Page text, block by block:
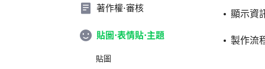
著作權⋅審核
貼圖⋅表情貼⋅主題
貼圖
顯示資
製作流